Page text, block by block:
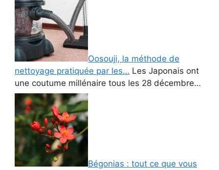
Oosouji, la méthode de
nettoyage pratiquée par les… Les Japonais ont
une coutume millénaire tous les 28 décembre…
Bégonias : tout ce que vous